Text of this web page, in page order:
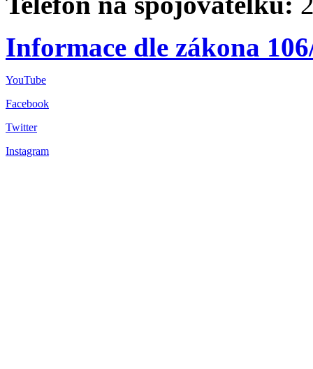
Informace dle zákona
YouTube
Facebook
Twitter
Instagram